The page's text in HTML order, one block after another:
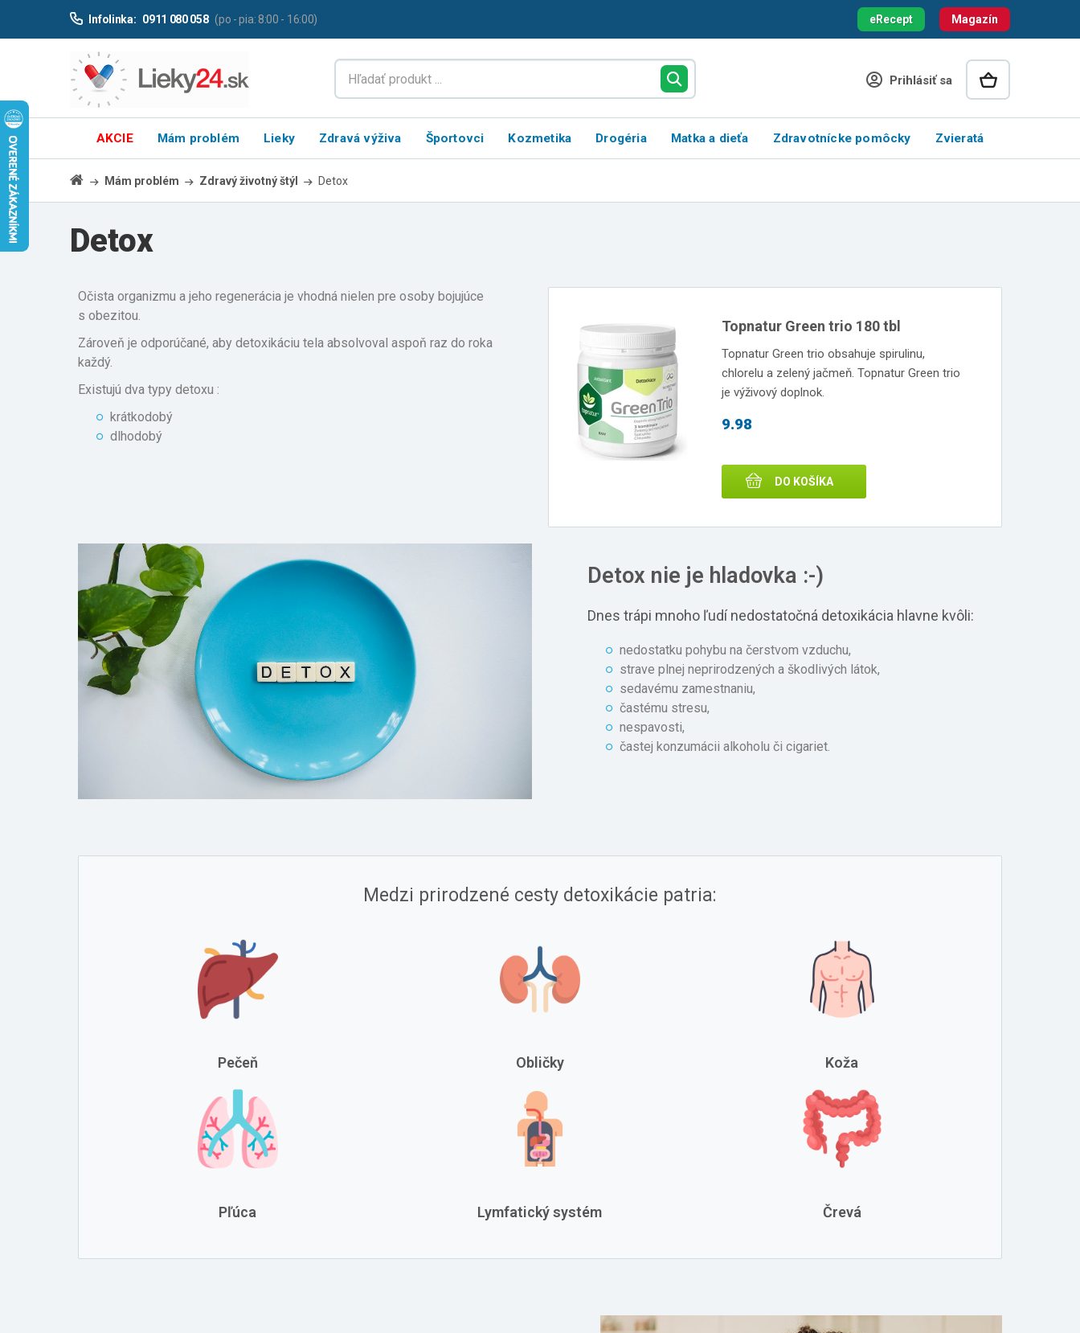
Magazín
Infolinka: 0911 080 058 (po - pia: 8:00 - 16:00) eRecept
Prihlásiť sa
AKCIE Mám problém Lieky Zdravá výživa Športovci Kozmetika Drogéria Matka a dieťa Zdravotnícke pomôcky Zvieratá
Mám problém Zdravý životný štýl Detox
Detox
Očista organizmu a jeho regenerácia je vhodná nielen pre osoby bojujúce
s obezitou.
Zároveň je odporúčané, aby detoxikáciu tela absolvoval aspoň raz do roka
každý.
Existujú dva typy detoxu :
krátkodobý
dlhodobý
Topnatur Green trio 180 tbl
Topnatur Green trio obsahuje spirulinu,
chlorelu a zelený jačmeň. Topnatur Green trio
je výživový doplnok.
9.98
DO KOŠÍKA
Detox nie je hladovka :-)
Dnes trápi mnoho ľudí nedostatočná detoxikácia hlavne kvôli:
nedostatku pohybu na čerstvom vzduchu,
strave plnej neprirodzených a škodlivých látok,
sedavému zamestnaniu,
častému stresu,
nespavosti,
častej konzumácii alkoholu či cigariet.
Medzi prirodzené cesty detoxikácie patria:
Pečeň
Pľúca
Obličky
Lymfatický systém
Koža
Črevá